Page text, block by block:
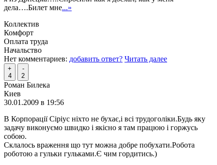
дела….Билет мне...»
Коллектив
Комфорт
Оплата труда
Начальство
Нет комментариев: добавить ответ? Читать далее
+
4
-
2
Роман Билека
Киев
30.01.2009 в 19:56
В Корпорації Сіріус ніхто не бухає,і всі трудоголіки.Будь яку
задачу виконуємо швидко і якісно я там працюю і горжусь
собою.
Склалось враження що тут можна добре побухати.Робота
роботою а гульки гульками.Є чим гордитись.)